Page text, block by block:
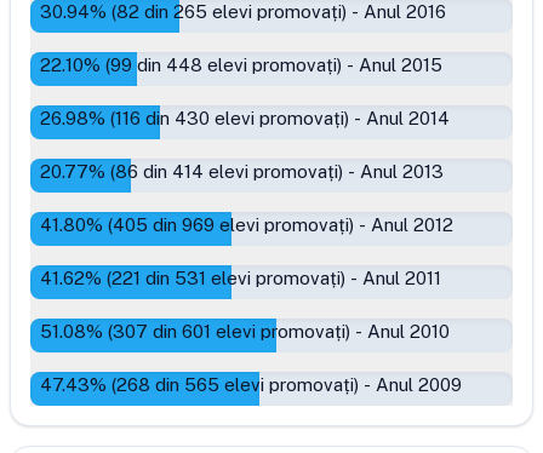
30.94% (82 din 265 elevi promovați) - Anul 2016
22.10% (99 din 448 elevi promovați) - Anul 2015
26.98% (116 din 430 elevi promovați) - Anul 2014
20.77% (86 din 414 elevi promovați) - Anul 2013
41.80% (405 din 969 elevi promovați) - Anul 2012
41.62% (221 din 531 elevi promovați) - Anul 2011
51.08% (307 din 601 elevi promovați) - Anul 2010
47.43% (268 din 565 elevi promovați) - Anul 2009